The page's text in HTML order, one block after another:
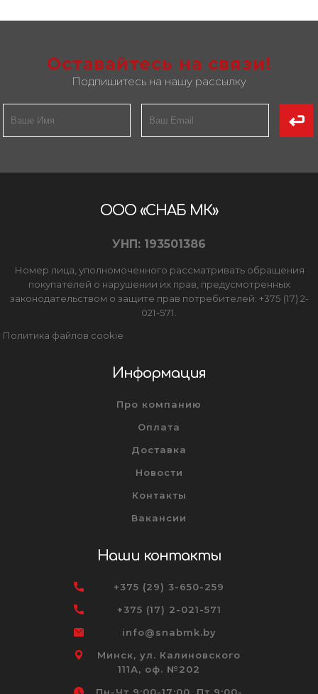
Оставайтесь на связи!
Подпишитесь на нашу рассылку
ООО «СНАБ МК»
УНП: 193501386
Номер лица, уполномоченного рассматривать обращения
покупателей о нарушении их прав, предусмотренных
законодательством о защите прав потребителей: +375 (17) 2-
021-571.
Политика файлов cookie
Информация
Про компанию
Оплата
Доставка
Новости
Контакты
Вакансии
Наши контакты
+375 (29) 3-650-259
+375 (17) 2-021-571
info@snabmk.by
Минск, ул. Калиновского
111А, оф. №202
Пн-Чт 9:00-17:00, Пт 9:00-